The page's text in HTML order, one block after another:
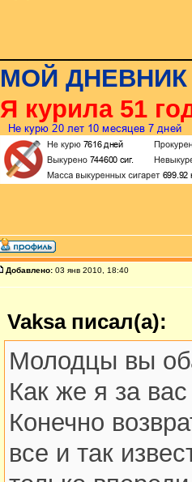
МОЙ ДНЕВНИК
Я курила 51
Добавлено: 03 янв 2010, 18:40
Vaksa писал(а):
Молодцы вы
Как же я за
Конечно
все и так